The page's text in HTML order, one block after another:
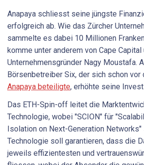
Anapaya schliesst seine jüngste
erfolgreich ab. Wie das Zürcher
sammelte es dabei 10 Millionen
komme unter anderem von Cape Capital
Unternehmensgründer Nagy Moustafa.
Börsenbetreiber Six, der sich schon vor
Anapaya beteiligte, erhöhte seine
Das ETH-Spin-off leitet die
Technologie, wobei "SCION" für
Isolation on Next-Generation Networks"
Technologie soll garantieren, dass die
jeweils effizientesten und